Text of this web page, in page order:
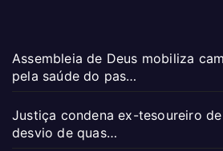
Assembleia de Deus mobiliza
pela saúde do pas…
Justiça condena ex-tesoureiro
desvio de quas…